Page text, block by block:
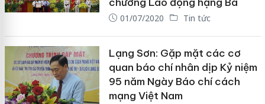
01/07/2020 Tin tức
Lạng Sơn: Gặp mặt các cơ
quan báo chí nhân dịp Kỷ niệm
95 năm Ngày Báo chí cách
mạng Việt Nam